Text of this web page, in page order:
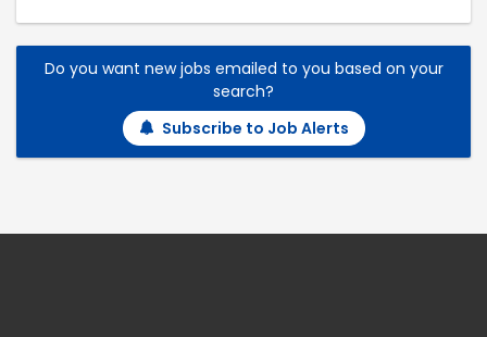
Do you want new jobs emailed to you based on your
search?
Subscribe to Job Alerts